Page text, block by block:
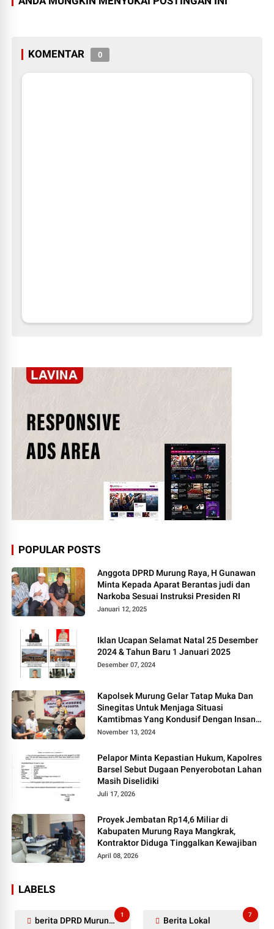
KOMENTAR 0
POPULAR POSTS
Anggota DPRD Murung Raya, H Gunawan
Minta Kepada Aparat Berantas judi dan
Narkoba Sesuai Instruksi Presiden RI
Januari 12, 2025
Iklan Ucapan Selamat Natal 25 Desember
2024 & Tahun Baru 1 Januari 2025
Desember 07, 2024
Kapolsek Murung Gelar Tatap Muka Dan
Sinegitas Untuk Menjaga Situasi
Kamtibmas Yang Kondusif Dengan Insan
Pers
November 13, 2024
Pelapor Minta Kepastian Hukum, Kapolres
Barsel Sebut Dugaan Penyerobotan Lahan
Masih Diselidiki
Juli 17, 2026
Proyek Jembatan Rp14,6 Miliar di
Kabupaten Murung Raya Mangkrak,
Kontraktor Diduga Tinggalkan Kewajiban
April 08, 2026
LABELS
berita DPRD Murung Raya
1
Berita Lokal
7